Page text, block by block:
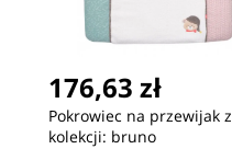
176,63 zł
Pokrowiec na przewijak z
kolekcji: bruno